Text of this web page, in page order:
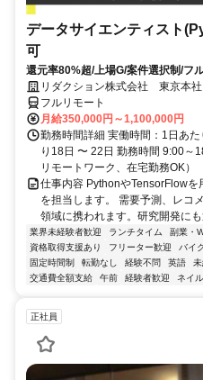
データサイエンティスト
可
還元率80%超/上場G/案件選択制/フ
リダクション株式会社 東京本社
フルリモート
月給350,000円～1,100,000円
勤務時間詳細 実働時間：1日あ
り18日 〜 22日 勤務時間 9:00～
リモートワーク、在宅勤務OK）
仕事内容 PythonやTensorFlow
を担当します。 需要予測、レコ
領域に携われます。研究開発に
業界未経験者歓迎 ランチタイム 副業・
資格取得支援あり
フリーター歓迎 バイ
固定時間制
転勤なし 経験不問 英語
交通費全額支給
午前 経験者歓迎 ネイ
正社員